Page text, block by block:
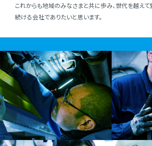
これからも地域のみなさまと共に歩み、世代を越えて
続ける会社でありたいと思います。